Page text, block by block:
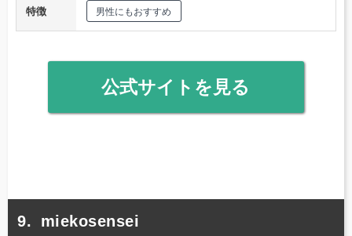
特徴 男性にもおすすめ
公式サイトを見る
miekosensei